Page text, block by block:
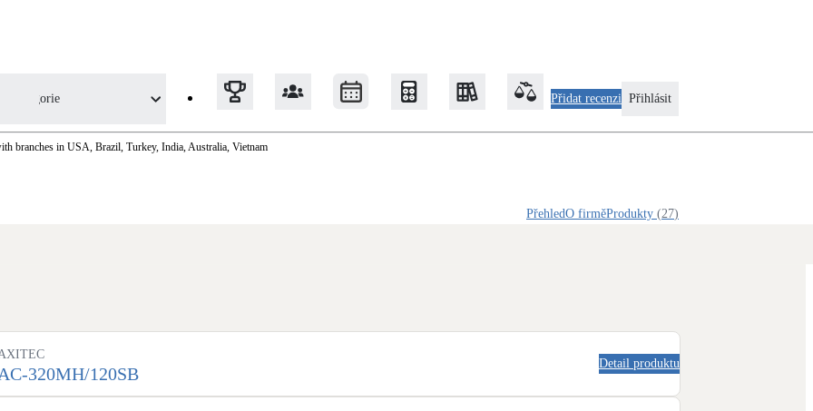
Kategorie Přidat recenzi Přihlásit
branches in USA, Brazil, Turkey, India, Australia, Vietnam
PřehledO firměProdukty (27)
AC-320MH/120SB
Detail produktu